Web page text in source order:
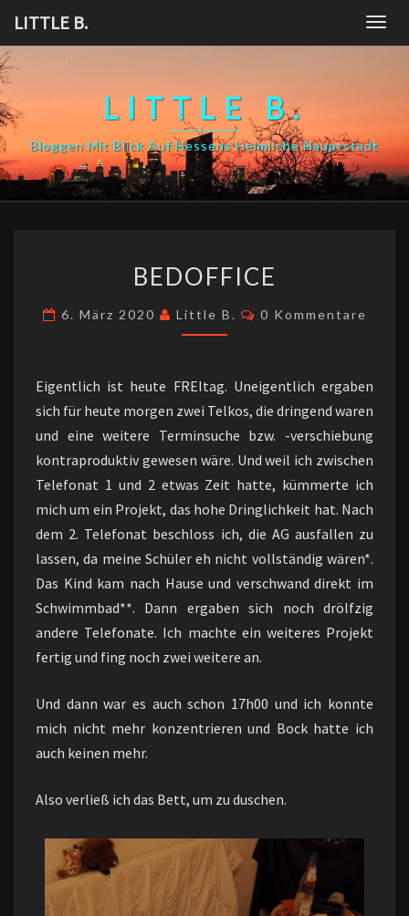
content
LITTLE B.
LITTLE B.
Bloggen Mit Blick Auf Hessens Heimliche Hauptstadt
BEDOFFICE
6. März 2020 Little B. Kommentare
0 Kommentare
Eigentlich ist heute FREItag. Uneigentlich ergaben
sich für heute morgen zwei Telkos, die dringend waren
und eine weitere Terminsuche bzw. -verschiebung
kontraproduktiv gewesen wäre. Und weil ich zwischen
Telefonat 1 und 2 etwas Zeit hatte, kümmerte ich
mich um ein Projekt, das hohe Dringlichkeit hat. Nach
dem 2. Telefonat beschloss ich, die AG ausfallen zu
lassen, da meine Schüler eh nicht vollständig wären*.
Das Kind kam nach Hause und verschwand direkt im
Schwimmbad**. Dann ergaben sich noch drölfzig
andere Telefonate. Ich machte ein weiteres Projekt
fertig und fing noch zwei weitere an.
Und dann war es auch schon 17h00 und ich konnte
mich nicht mehr konzentrieren und Bock hatte ich
auch keinen mehr.
Also verließ ich das Bett, um zu duschen.